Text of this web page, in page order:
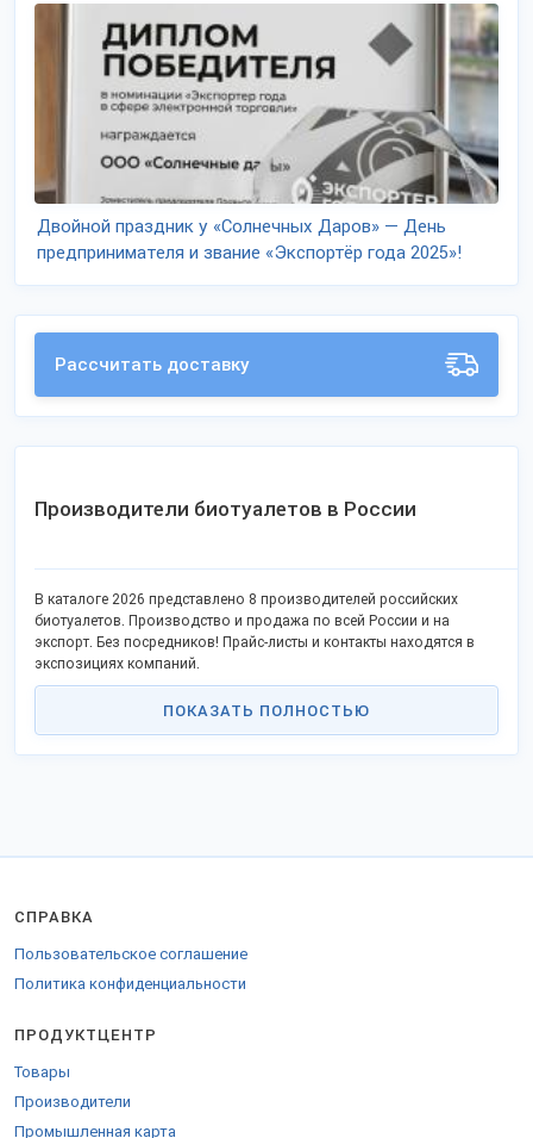
Двойной праздник у «Солнечных Даров» — День
предпринимателя и звание «Экспортёр года 2025»!
Рассчитать доставку
Производители биотуалетов в России
В каталоге 2026 представлено 8 производителей российских
биотуалетов. Производство и продажа по всей России и на
экспорт. Без посредников! Прайс-листы и контакты находятся в
экспозициях компаний.
ПОКАЗАТЬ ПОЛНОСТЬЮ
СПРАВКА
Пользовательское соглашение
Политика конфиденциальности
ПРОДУКТЦЕНТР
Товары
Производители
Промышленная карта